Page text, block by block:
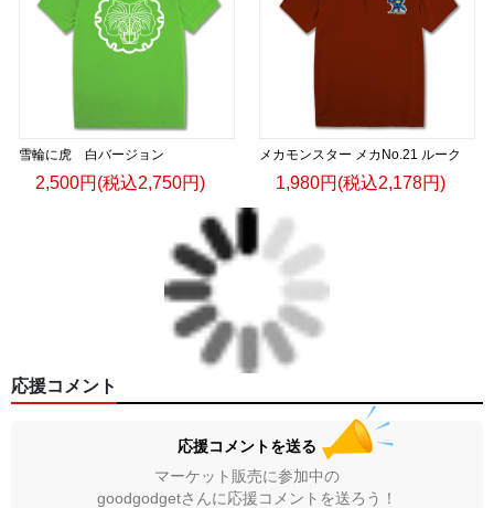
雪輪に虎 白バージョン
2,500円(税込2,750円)
メカモンスター メカNo.21 ルーク
1,980円(税込2,178円)
応援コメント
応援コメントを送る
マーケット販売に参加中の
goodgodgetさんに応援コメントを送ろう！